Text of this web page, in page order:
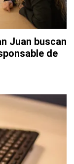
Juan buscan
de